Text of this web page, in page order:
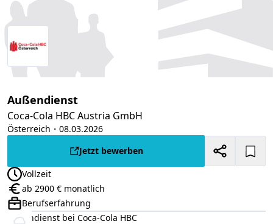
Außendienst
Coca-Cola HBC Austria GmbH
Österreich ・08.03.2026
Jetzt bewerben
Anstellungsart:
Vollzeit
Gehalt:ab 2900 € monatlich
Positionsebene:
Berufserfahrung
Außendienst bei Coca-Cola HBC